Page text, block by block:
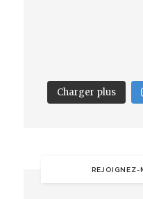
Charger plus
REJOIGNEZ-